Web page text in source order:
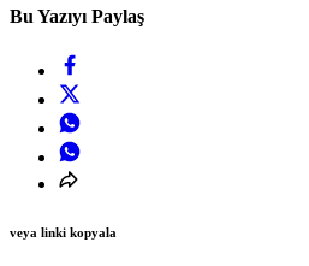
Bu Yazıyı Paylaş
veya linki kopyala